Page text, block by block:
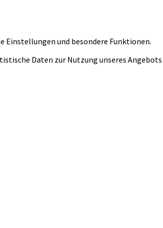
und besondere Funktionen.
Daten zur Nutzung unseres